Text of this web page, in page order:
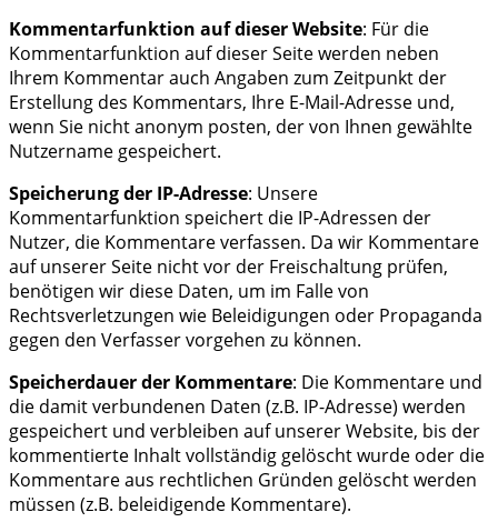
Kommentarfunktion auf dieser Website: Für die
Kommentarfunktion auf dieser Seite werden neben
Ihrem Kommentar auch Angaben zum Zeitpunkt der
Erstellung des Kommentars, Ihre E-Mail-Adresse und,
wenn Sie nicht anonym posten, der von Ihnen gewählte
Nutzername gespeichert.
Speicherung der IP-Adresse: Unsere
Kommentarfunktion speichert die IP-Adressen der
Nutzer, die Kommentare verfassen. Da wir Kommentare
auf unserer Seite nicht vor der Freischaltung prüfen,
benötigen wir diese Daten, um im Falle von
Rechtsverletzungen wie Beleidigungen oder Propaganda
gegen den Verfasser vorgehen zu können.
Speicherdauer der Kommentare: Die Kommentare und
die damit verbundenen Daten (z.B. IP-Adresse) werden
gespeichert und verbleiben auf unserer Website, bis der
kommentierte Inhalt vollständig gelöscht wurde oder die
Kommentare aus rechtlichen Gründen gelöscht werden
müssen (z.B. beleidigende Kommentare).